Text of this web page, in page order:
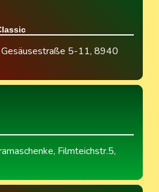
Gesäusestraße 5-11, 8940
, Filmteichstr.5,